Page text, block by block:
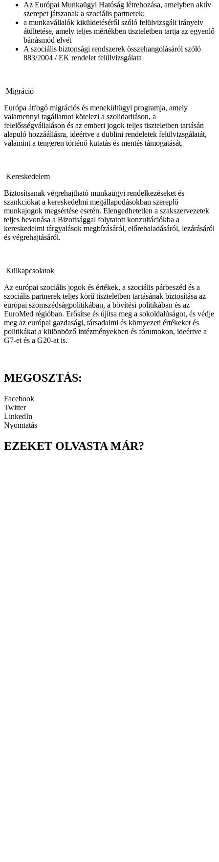
Az Európai Munkaügyi Hatóság létrehozása, amelyben aktív
szerepet játszanak a szociális partnerek;
a munkavállalók kiküldetéséről szóló felülvizsgált irányelv
átültetése, amely teljes mértékben tiszteletben tartja az egyenlő
bánásmód elvét
A szociális biztonsági rendszerek összehangolásáról szóló
883/2004 / EK rendelet felülvizsgálata
Migráció
Európa átfogó migrációs és menekültügyi programja, amely
valamennyi tagállamot kötelezi a szolidaritáson, a
felelősségvállaláson és az emberi jogok teljes tiszteletben tartásán
alapuló hozzáállásra, ideértve a dublini rendeletek felülvizsgálatát,
valamint a tengeren történő kutatás és mentés támogatását.
Kereskedelem
Biztosítsanak végrehajtható munkaügyi rendelkezéseket és
szankciókat a kereskedelmi megállapodásokban szereplő
munkajogok megsértése esetén. Elengedhetetlen a szakszervezetek
teljes bevonása a Bizottsággal folytatott konzultációkba a
kereskedelmi tárgyalások megbízásáról, előrehaladásáról, lezárásáról
és végrehajtásáról.
Külkapcsolatok
Az európai szociális jogok és értékek, a szociális párbeszéd és a
szociális partnerek teljes körű tiszteletben tartásának biztosítása az
európai szomszédságpolitikában, a bővítési politikában és az
EuroMed régióban. Erősítse és újítsa meg a sokoldalúságot, és védje
meg az európai gazdasági, társadalmi és környezeti értékeket és
politikákat a különböző intézményekben és fórumokon, ideértve a
G7-et és a G20-at is.
MEGOSZTÁS:
Facebook
Twitter
LinkedIn
Nyomtatás
EZEKET OLVASTA MÁR?